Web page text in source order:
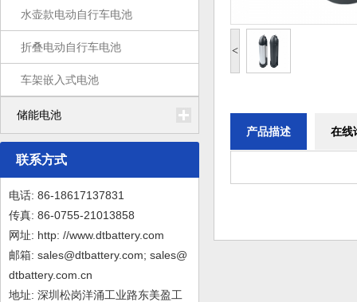
水壶款电动自行车电池
折叠电动自行车电池
车架嵌入式电池
储能电池
联系方式
电话: 86-18617137831
传真: 86-0755-21013858
网址: http: //www.dtbattery.com
邮箱: sales@dtbattery.com; sales@
dtbattery.com.cn
地址: 深圳松岗洋涌工业路东美盈工
<
产品描述 在线